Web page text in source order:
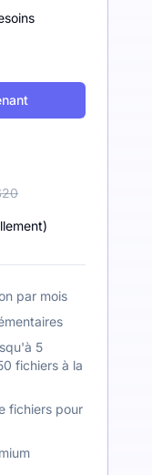
)
par mois
5
fichiers à la
fichiers pour